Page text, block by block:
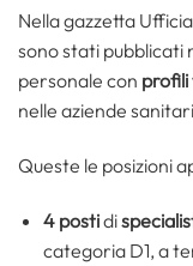
Nella gazzetta
sono stati pubblicati
personale con
nelle aziende
Queste le posizioni
4 postidi
categoria D1, a